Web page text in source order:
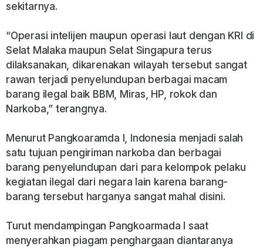
sekitarnya.
“Operasi intelijen maupun operasi laut dengan KRI di
Selat Malaka maupun Selat Singapura terus
dilaksanakan, dikarenakan wilayah tersebut sangat
rawan terjadi penyelundupan berbagai macam
barang ilegal baik BBM, Miras, HP, rokok dan
Narkoba,” terangnya.
Menurut Pangkoaramda I, Indonesia menjadi salah
satu tujuan pengiriman narkoba dan berbagai
barang penyelundupan dari para kelompok pelaku
kegiatan ilegal dari negara lain karena barang-
barang tersebut harganya sangat mahal disini.
Turut mendampingan Pangkoarmada I saat
menyerahkan piagam penghargaan diantaranya